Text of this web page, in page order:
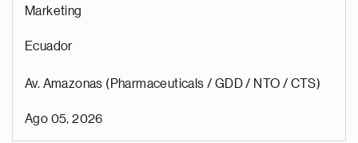
Marketing
Ecuador
Av. Amazonas (Pharmaceuticals / GDD / NTO / CTS)
Ago 05, 2026